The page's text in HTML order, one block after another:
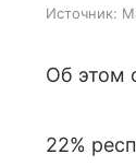
Источник:
Об этом
22%